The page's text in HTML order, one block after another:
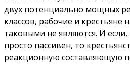
двух потенциально мощных
классов, рабочие и крестьяне
таковыми не являются. И
просто пассивен, то
реакционную составляющую